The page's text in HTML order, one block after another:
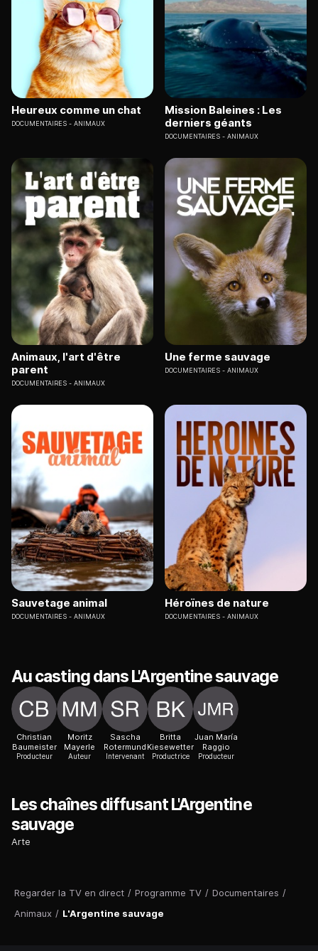
Regarder la TV en direct / Programme TV / Documentaires /
Animaux / L'Argentine sauvage
Heureux comme un chat
DOCUMENTAIRES ANIMAUX
Mission Baleines : Les
derniers géants
DOCUMENTAIRES ANIMAUX
Animaux, l'art d'être
parent
DOCUMENTAIRES ANIMAUX
Une ferme sauvage
DOCUMENTAIRES ANIMAUX
Sauvetage animal
DOCUMENTAIRES ANIMAUX
Héroïnes de nature
DOCUMENTAIRES ANIMAUX
Au casting dans L'Argentine sauvage
Christian
Baumeister
Producteur
Moritz
Mayerle
Auteur
Sascha
Rotermund
Intervenant
Britta
Kiesewetter
Productrice
Juan María
Raggio
Producteur
Les chaînes diffusant L'Argentine
sauvage
Arte